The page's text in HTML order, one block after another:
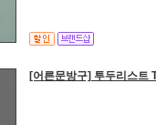
[어른문방구] 투두리스트